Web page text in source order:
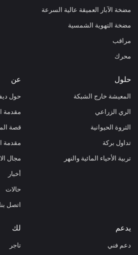
مضخة الآبار العميقة عالية السرعة
مضخة التهوية الشمسية
مراقب
محرك
حلول
المعيشة خارج الشبكة
الري الزراعي
الثروة الحيوانية
تداول بركة
تربية الأحياء المائية والنهر
عن
حول
مقدمة
قصة
مقدمة
مجال
أخبار
حالات
اتصل بنا
يدعم
دعم فني
لك
تاجر